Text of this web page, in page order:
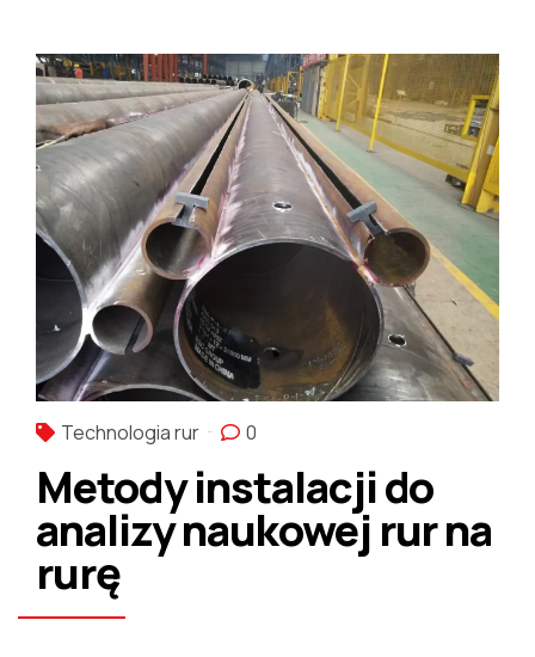
Technologia rur 0
Metody instalacji do
analizy naukowej rur na
rurę